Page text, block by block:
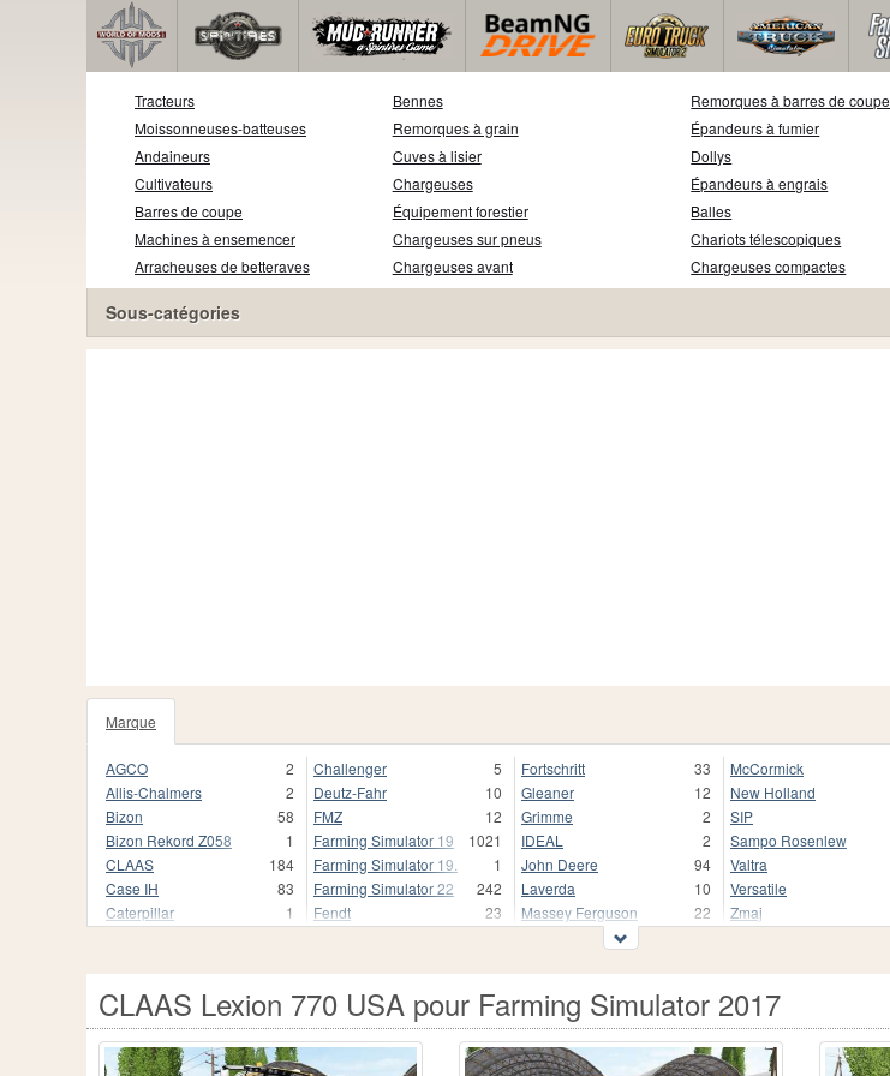
Tracteurs
Moissonneuses-batteuses
Andaineurs
Cultivateurs
Barres de coupe
Machines à ensemencer
Arracheuses de betteraves
Bennes
Remorques à grain
Cuves à lisier
Chargeuses
Équipement forestier
Chargeuses sur pneus
Chargeuses avant
Remorques à barres de coupe
Épandeurs à fumier
Dollys
Épandeurs à engrais
Balles
Chariots télescopiques
Chargeuses compactes
Sous-catégories
Marque
99
AGCO
2
Allis-Chalmers
2
Bizon
58
Bizon Rekord Z058
1
CLAAS
184
Case IH
83
Caterpillar
1
Challenger
5
Deutz-Fahr
10
FMZ
12
Farming Simulator 19
1021
Farming Simulator 19.
1
Farming Simulator 22
242
Fendt
23
Fortschritt
33
Gleaner
12
Grimme
2
IDEAL
2
John Deere
94
Laverda
10
Massey Ferguson
22
McCormick
New Holland
SIP
Sampo Rosenlew
Valtra
Versatile
Zmaj
CLAAS Lexion 770 USA pour Farming Simulator 2017